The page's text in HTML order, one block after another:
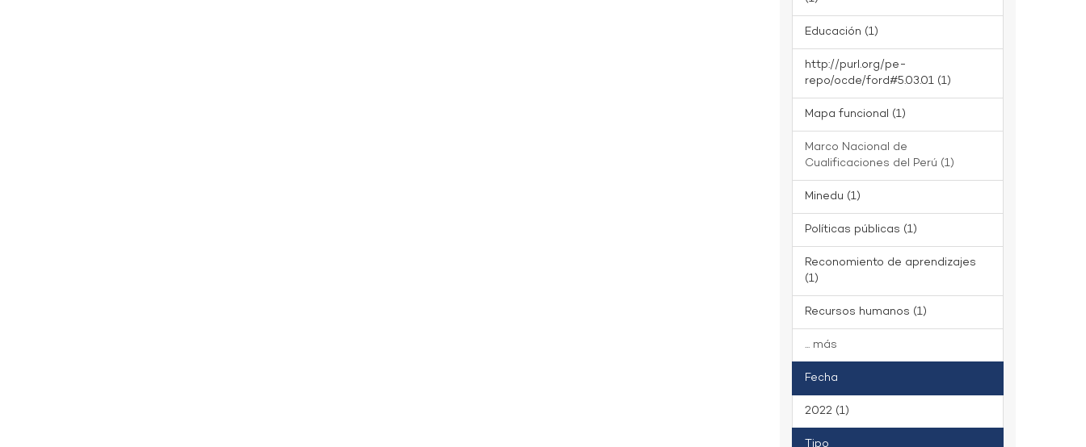
Educación (1)
http://purl.org/pe-
repo/ocde/ford#5.03.01 (1)
Mapa funcional (1)
Marco Nacional de
Cualificaciones del Perú (1)
Minedu (1)
Políticas públicas (1)
Reconomiento de aprendizajes
(1)
Recursos humanos (1)
... más
Fecha
2022 (1)